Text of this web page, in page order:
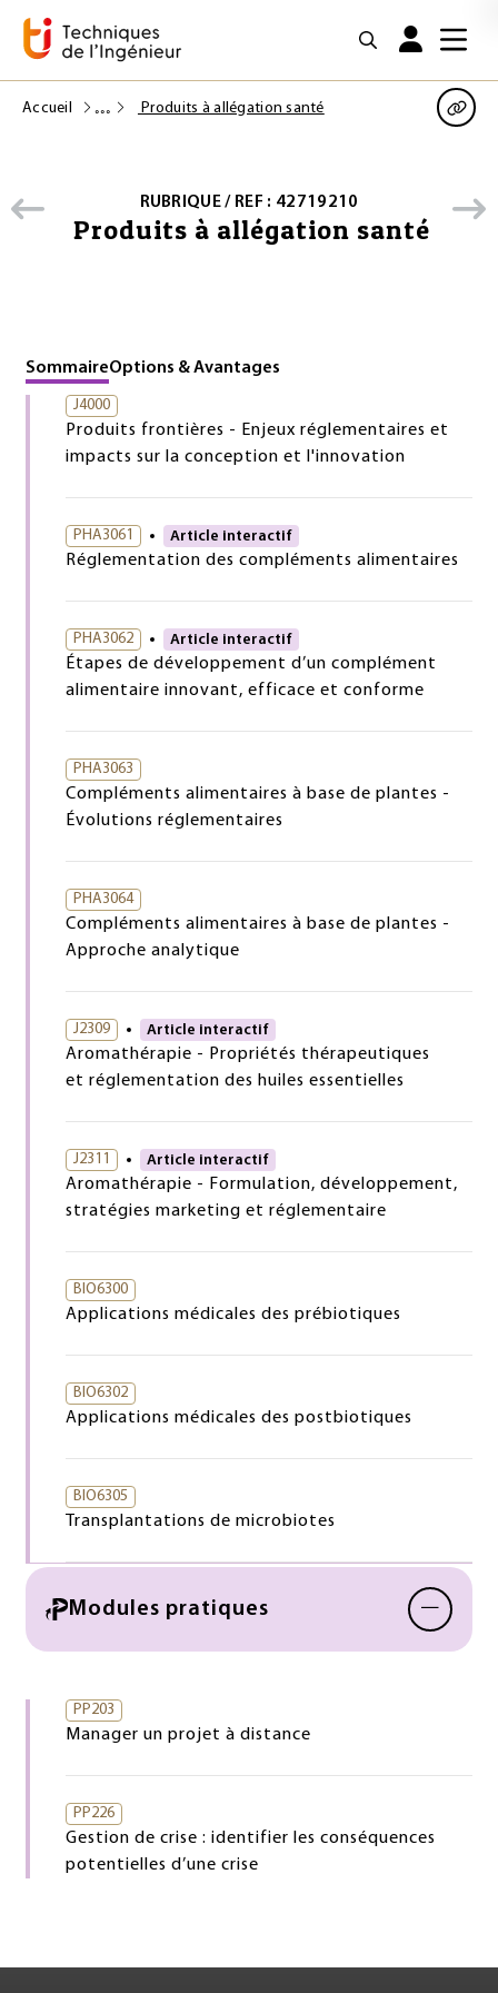
Accueil Produits à allégation santé
RUBRIQUE / REF : 42719210
Produits à allégation santé
SommaireOptions & Avantages
J4000
Produits frontières - Enjeux réglementaires et
impacts sur la conception et l'innovation
PHA3061 Article interactif
Réglementation des compléments alimentaires
PHA3062 Article interactif
Étapes de développement d’un complément
alimentaire innovant, efficace et conforme
PHA3063
Compléments alimentaires à base de plantes -
Évolutions réglementaires
PHA3064
Compléments alimentaires à base de plantes -
Approche analytique
J2309 Article interactif
Aromathérapie - Propriétés thérapeutiques
et réglementation des huiles essentielles
J2311 Article interactif
Aromathérapie - Formulation, développement,
stratégies marketing et réglementaire
BIO6300
Applications médicales des prébiotiques
BIO6302
Applications médicales des postbiotiques
BIO6305
Transplantations de microbiotes
Modules pratiques −
PP203
Manager un projet à distance
PP226
Gestion de crise : identifier les conséquences
potentielles d’une crise